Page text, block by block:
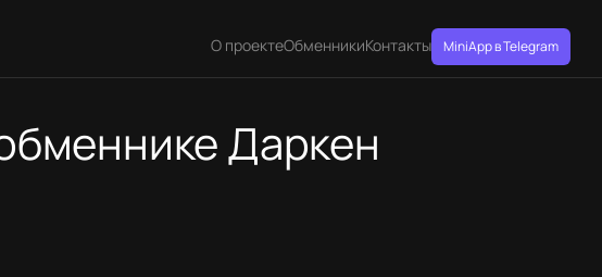
О проектеОбменникиКонтакты MiniApp в Telegram
Даркен